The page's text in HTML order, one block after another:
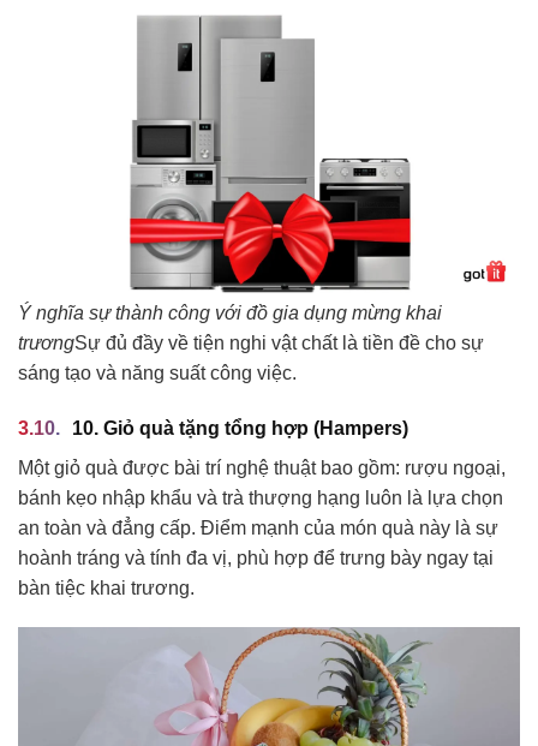
Ý nghĩa sự thành công với đồ gia dụng mừng khai
trươngSự đủ đầy về tiện nghi vật chất là tiền đề cho sự
sáng tạo và năng suất công việc.
10. Giỏ quà tặng tổng hợp (Hampers)
Một giỏ quà được bài trí nghệ thuật bao gồm: rượu ngoại,
bánh kẹo nhập khẩu và trà thượng hạng luôn là lựa chọn
an toàn và đẳng cấp. Điểm mạnh của món quà này là sự
hoành tráng và tính đa vị, phù hợp để trưng bày ngay tại
bàn tiệc khai trương.